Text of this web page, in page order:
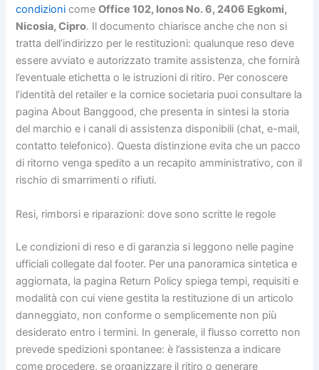
condizioni comeOffice 102, Ionos No. 6, 2406 Egkomi,
Nicosia, Cipro. Il documento chiarisce anche che non si
tratta dell’indirizzo per le restituzioni: qualunque reso deve
essere avviato e autorizzato tramite assistenza, che fornirà
l’eventuale etichetta o le istruzioni di ritiro. Per conoscere
l’identità del retailer e la cornice societaria puoi consultare la
pagina About Banggood, che presenta in sintesi la storia
del marchio e i canali di assistenza disponibili (chat, e-mail,
contatto telefonico). Questa distinzione evita che un pacco
di ritorno venga spedito a un recapito amministrativo, con il
rischio di smarrimenti o rifiuti.
Resi, rimborsi e riparazioni: dove sono scritte le regole
Le condizioni di reso e di garanzia si leggono nelle pagine
ufficiali collegate dal footer. Per una panoramica sintetica e
aggiornata, la pagina Return Policy spiega tempi, requisiti e
modalità con cui viene gestita la restituzione di un articolo
danneggiato, non conforme o semplicemente non più
desiderato entro i termini. In generale, il flusso corretto non
prevede spedizioni spontanee: è l’assistenza a indicare
come procedere, se organizzare il ritiro o generare